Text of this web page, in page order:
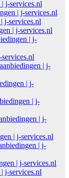
j-services.nl
| j-services.nl
j-services.nl
| j-services.nl
| j-
| j-
| j-
| j-
| j-
| j-services.nl
| j-
| j-services.nl
j-services.nl